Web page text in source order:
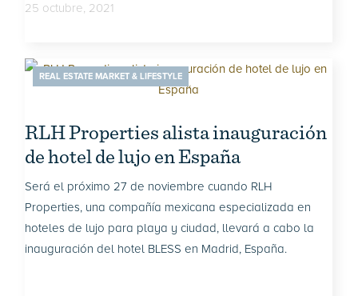
25 octubre, 2021
REAL ESTATE MARKET & LIFESTYLE
RLH Properties alista inauguración
de hotel de lujo en España
Será el próximo 27 de noviembre cuando RLH
Properties, una compañía mexicana especializada en
hoteles de lujo para playa y ciudad, llevará a cabo la
inauguración del hotel BLESS en Madrid, España.